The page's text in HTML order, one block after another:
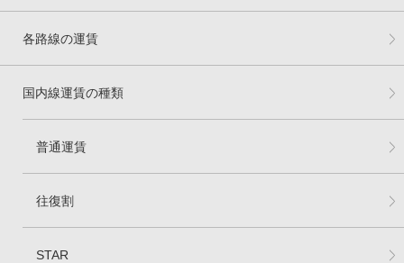
各路線の運賃
国内線運賃の種類
普通運賃
往復割
STAR